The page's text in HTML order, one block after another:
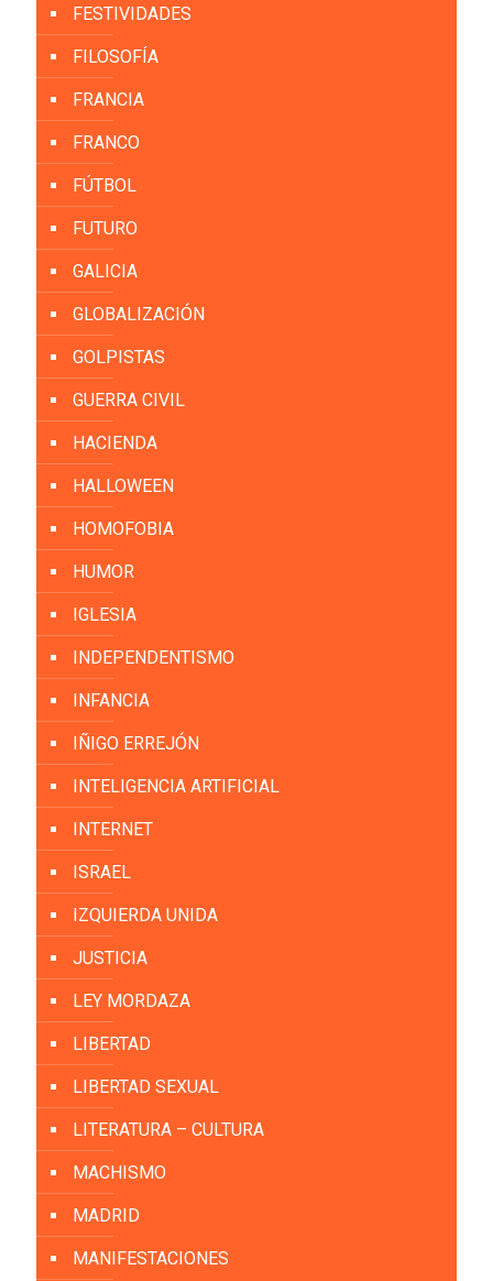
FESTIVIDADES
FILOSOFÍA
FRANCIA
FRANCO
FÚTBOL
FUTURO
GALICIA
GLOBALIZACIÓN
GOLPISTAS
GUERRA CIVIL
HACIENDA
HALLOWEEN
HOMOFOBIA
HUMOR
IGLESIA
INDEPENDENTISMO
INFANCIA
IÑIGO ERREJÓN
INTELIGENCIA ARTIFICIAL
INTERNET
ISRAEL
IZQUIERDA UNIDA
JUSTICIA
LEY MORDAZA
LIBERTAD
LIBERTAD SEXUAL
LITERATURA – CULTURA
MACHISMO
MADRID
MANIFESTACIONES